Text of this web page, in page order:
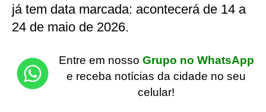
já tem data marcada: acontecerá de 14 a
24 de maio de 2026.
Entre em nosso Grupo no WhatsApp
e receba notícias da cidade no seu
celular!